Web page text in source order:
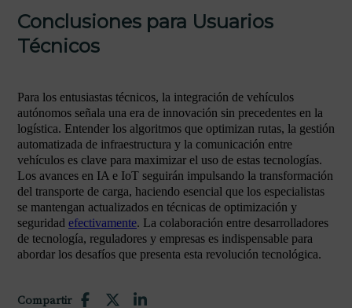
Conclusiones para Usuarios
Técnicos
Para los entusiastas técnicos, la integración de vehículos
autónomos señala una era de innovación sin precedentes en la
logística. Entender los algoritmos que optimizan rutas, la gestión
automatizada de infraestructura y la comunicación entre
vehículos es clave para maximizar el uso de estas tecnologías.
Los avances en IA e IoT seguirán impulsando la transformación
del transporte de carga, haciendo esencial que los especialistas
se mantengan actualizados en técnicas de optimización y
seguridad efectivamente. La colaboración entre desarrolladores
de tecnología, reguladores y empresas es indispensable para
abordar los desafíos que presenta esta revolución tecnológica.
Compartir